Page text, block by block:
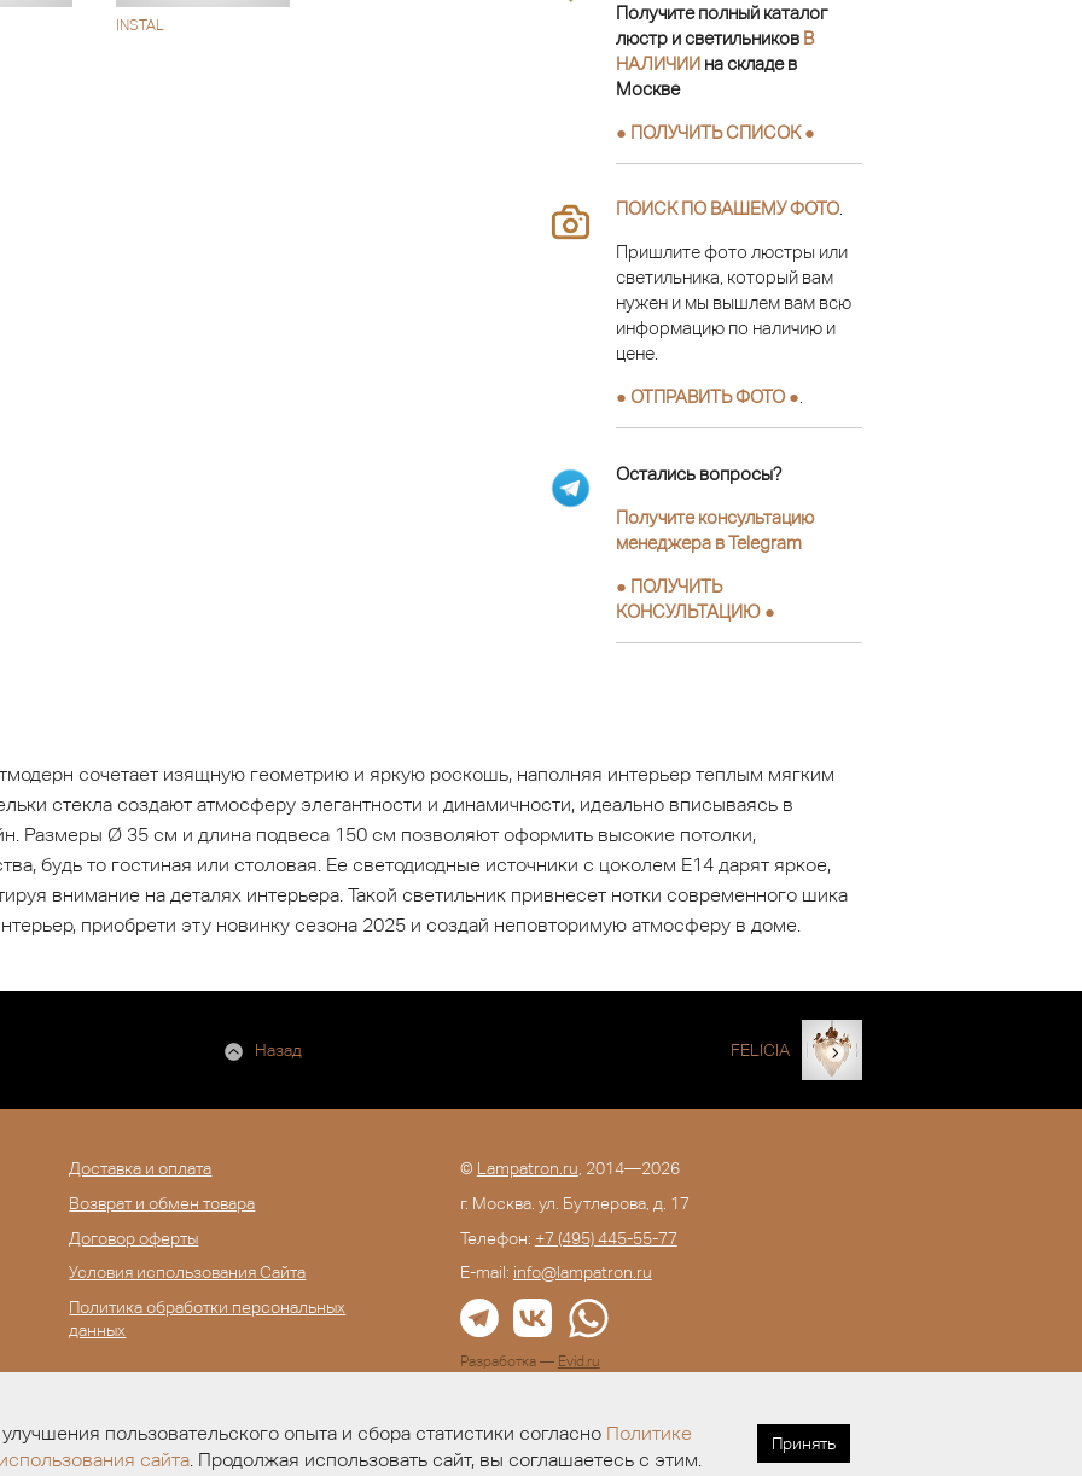
пользовательского опыта и сбора статистики согласно Политике
сайта. Продолжая использовать сайт, вы соглашаетесь с этим.
Принять
INSTAL
Получите полный каталог
люстр и светильников В
НАЛИЧИИ на складе в
Москве
● ПОЛУЧИТЬ СПИСОК ●
ПОИСК ПО ВАШЕМУ ФОТО
Пришлите фото люстры или
светильника, который вам
нужен и мы вышлем вам всю
информацию по наличию и
цене.
● ОТПРАВИТЬ ФОТО ●
Остались вопросы?
Получите консультацию
менеджера в Telegram
● ПОЛУЧИТЬ
КОНСУЛЬТАЦИЮ ●
сочетает изящную геометрию и яркую роскошь, наполняя интерьер теплым мягким
стекла создают атмосферу элегантности и динамичности, идеально вписываясь в
Размеры Ø 35 см и длина подвеса 150 см позволяют оформить высокие потолки,
будь то гостиная или столовая. Ее светодиодные источники с цоколем Е14 дарят яркое,
внимание на деталях интерьера. Такой светильник привнесет нотки современного шика
приобрети эту новинку сезона 2025 и создай неповторимую атмосферу в доме.
Назад FELICIA
Доставка и оплата
Возврат и обмен товара
Договор оферты
Условия использования Сайта
Политика обработки персональных
данных
© Lampatron.ru , 2014—2026
г. Москва. ул. Бутлерова, д. 17
Телефон: +7 (495) 445-55-77
E-mail: info@lampatron.ru
Разработка — Evid.ru